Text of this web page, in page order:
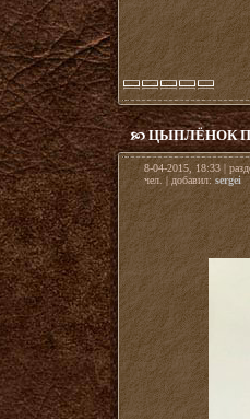
ЦЫПЛЁНОК
8-04-2015, 18:33 |
чел. | добавил: sergei